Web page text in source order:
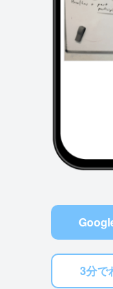
3分で